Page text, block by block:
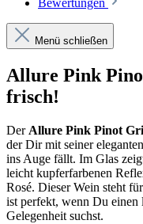
Bewertungen
Menü schließen
Allure Pink
frisch!
Der Allure Pink Pinot
der Dir mit seiner
ins Auge fällt. Im Glas
leicht kupferfarbenen
Rosé. Dieser Wein steht
ist perfekt, wenn Du einen
Gelegenheit suchst.